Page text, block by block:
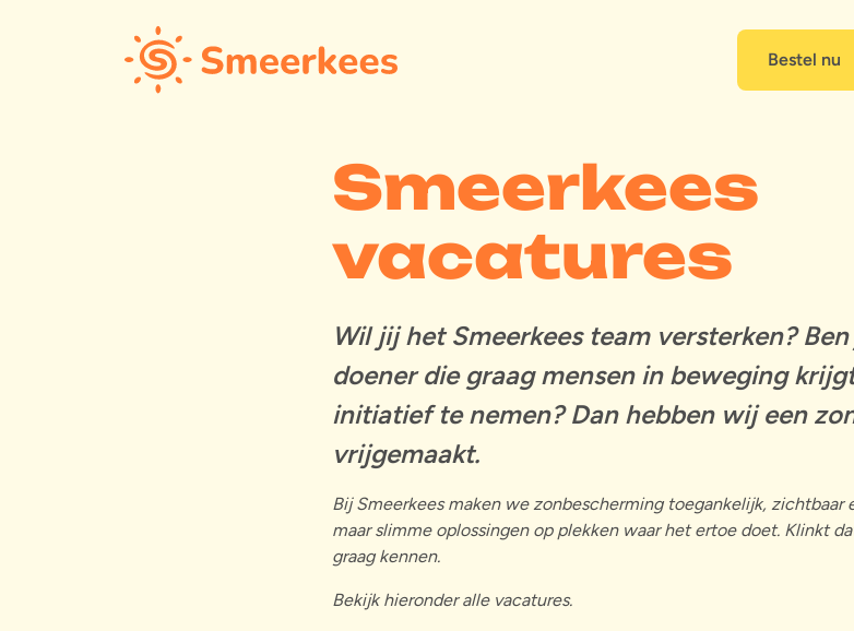
Bestel nu
Smeerkees
vacatures
Wil jij het Smeerkees team versterken?
doener die graag mensen in beweging
initiatief te nemen? Dan hebben wij een
vrijgemaakt.
Bij Smeerkees maken we zonbescherming toegankelijk, zichtbaar
maar slimme oplossingen op plekken waar het ertoe doet. Klinkt
graag kennen.
Bekijk hieronder alle vacatures.